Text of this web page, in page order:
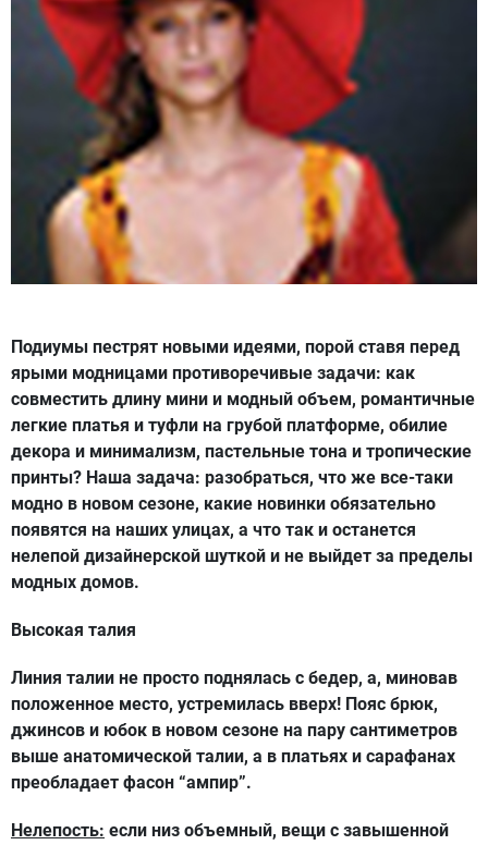
Подиумы пестрят новыми идеями, порой ставя перед
ярыми модницами противоречивые задачи: как
совместить длину мини и модный объем, романтичные
легкие платья и туфли на грубой платформе, обилие
декора и минимализм, пастельные тона и тропические
принты? Наша задача: разобраться, что же все-таки
модно в новом сезоне, какие новинки обязательно
появятся на наших улицах, а что так и останется
нелепой дизайнерской шуткой и не выйдет за пределы
модных домов.
Высокая талия
Линия талии не просто поднялась с бедер, а, миновав
положенное место, устремилась вверх! Пояс брюк,
джинсов и юбок в новом сезоне на пару сантиметров
выше анатомической талии, а в платьях и сарафанах
преобладает фасон “ампир”.
Нелепость: если низ объемный, вещи с завышенной